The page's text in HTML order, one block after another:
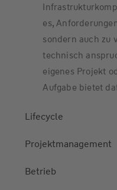
es,
sondern auch zu
technisch
eigenes Projekt
Aufgabe bietet
Lifecycle
Projektmanagement
Betrieb